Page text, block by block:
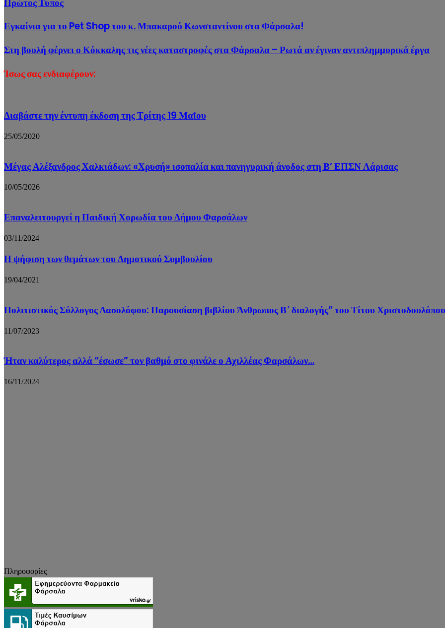
Εγκαίνια για το Pet Shop του κ. Μπακαρού Κωνσταντίνου στα Φάρσαλα!
Στη βουλή φέρνει ο Κόκκαλης τις νέες καταστροφές στα Φάρσαλα – Ρωτά αν έγιναν αντιπλημμυρικά έργα
Ίσως σας ενδιαφέρουν:
Διαβάστε την έντυπη έκδοση της Τρίτης 19 Μαΐου
25/05/2020
Μέγας Αλέξανδρος Χαλκιάδων: «Χρυσή» ισοπαλία και πανηγυρική άνοδος στη Β’ ΕΠΣΝ Λάρισας
10/05/2026
Επαναλειτουργεί η Παιδική Χορωδία του Δήμου Φαρσάλων
03/11/2024
Η ψήφιση των θεμάτων του Δημοτικού Συμβουλίου
19/04/2021
Πολιτιστικός Σύλλογος Δασολόφου: Παρουσίαση βιβλίου Άνθρωπος Β΄ διαλογής” του Τίτου
11/07/2023
Ήταν καλύτερος αλλά “έσωσε” τον βαθμό στο φινάλε ο Αχιλλέας Φαρσάλων…
16/11/2024
Πληροφορίες